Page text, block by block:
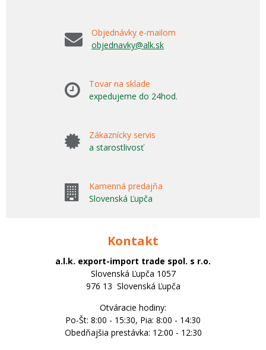
Objednávky e-mailom
objednavky@alk.sk
Tovar na sklade
expedujeme do 24hod.
Zákaznícky servis
a starostlivosť
Kamenná predajňa
Slovenská Ľupča
Kontakt
a.l.k. export-import trade spol. s r.o.
Slovenská Ľupča 1057
976 13 Slovenská Ľupča
Otváracie hodiny:
Po-Št: 8:00 - 15:30, Pia: 8:00 - 14:30
Obedňajšia prestávka: 12:00 - 12:30